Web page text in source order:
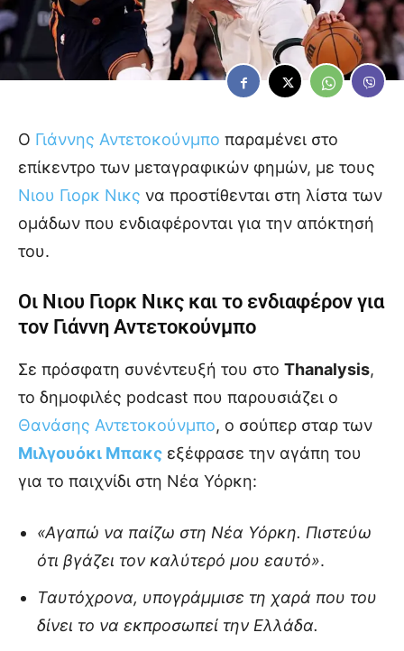
Ο Γιάννης Αντετοκούνμπο παραμένει στο
επίκεντρο των μεταγραφικών φημών, με τους
Νιου Γιορκ Νικς να προστίθενται στη λίστα των
ομάδων που ενδιαφέρονται για την απόκτησή
του.
Οι Νιου Γιορκ Νικς και το ενδιαφέρον για
τον Γιάννη Αντετοκούνμπο
Σε πρόσφατη συνέντευξή του στο Thanalysis,
το δημοφιλές podcast που παρουσιάζει ο
Θανάσης Αντετοκούνμπο, ο σούπερ σταρ των
Μιλγουόκι Μπακς εξέφρασε την αγάπη του
για το παιχνίδι στη Νέα Υόρκη:
«Αγαπώ να παίζω στη Νέα Υόρκη. Πιστεύω
ότι βγάζει τον καλύτερό μου εαυτό».
Ταυτόχρονα, υπογράμμισε τη χαρά που του
δίνει το να εκπροσωπεί την Ελλάδα.